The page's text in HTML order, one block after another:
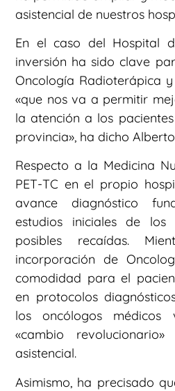
asistencial de nuestros
En el caso del Hospital
inversión ha sido clave
Oncología Radioterápica
«que nos va a permitir
la atención a los
provincia», ha dicho
Respecto a la Medicina
PET-TC en el propio
avance diagnóstico
estudios iniciales de
posibles recaídas.
incorporación de
comodidad para el
en protocolos
los oncólogos
«cambio
asistencial.
Asimismo, ha precisado